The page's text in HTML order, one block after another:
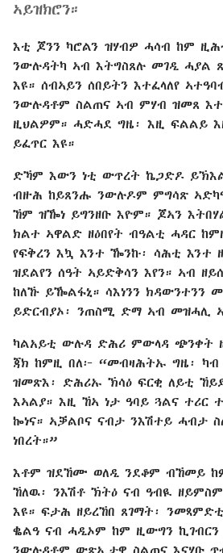
ኣይዝክሮን።
እቲ ጆንን ካሮልን ዝሃብዎ ሓሳብ ከም
ንውሉዳትካ ኣብ እትግስጸሉ መገዲ ሓያል
እዩ። ሰብኣይን ሰበይትን እተፈላለየ
ንውሉዳቶም ስልጠና ኣብ ምሃብ ዝመጸ
ዚህልዎም። ሓድሓደ ግዜ፡ እዚ ፍልልይ
ይፈጥር እዩ።
ድኻም እውን ነቲ ውጥረት ኬጋድዶ
ብዙሕ ከይጸንሑ ንውሉዶም ምግሳጽ
ኸም ዝዀነ ይግንዘቡ እዮም። ጆኣን
ክልተ ኣዋልድ ዘዕበየት ብዓልቲ ሓዳር
የፍቅረን እኳ እንተ ዀንኩ፡ ሳሕቲ እንተ
ዝደልየን ሰዓት ኣይድቅሳን እየን። ኣብ
ከለኹ ይዀልፋኒ። ሳእነንን ክዳውንተንን
ይድርብያኦ፡ ንጠስሚ ድማ ኣብ መዝሓሊ
ካልአይቲ ውሉዳ ድሕሪ ምውላዳ ጭንቀት
ጃክ ከምዚ በለ፦ “መብዛሕትኡ ግዜ፡
ዝመጽእ፡ ድሕሪኡ ኽሳዕ ፍርቂ ለይቲ
እኣልያ። እዚ ኸኣ ነታ ዓባይ ጓልና ተሪር
ኰነና። ኣቓልቦና ናብታ ንእሽተይ ሓብታ
ነበረት።”
እቶም ዝደኸሙ ወለዲ ንደቆም ብኸመይ
ኸለዉ፡ ንእሽቶ ኽትዕ ናብ ዓብዪ
እዩ። ፍታሕ ዘይረኸበ ጸገማት፡
ቈልዓ ናብ ሓዲኦም ከም ዚውግን ኪገብርን
ንውሉዳቶም ውጽኢታዊ ስልጠና እናሃቡ